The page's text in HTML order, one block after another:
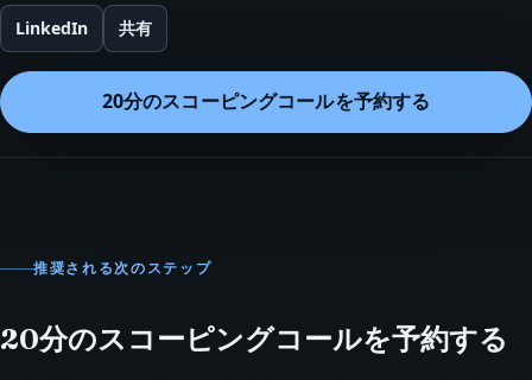
LinkedIn 共有
20分のスコーピングコールを予約する
推奨される次のステップ
20分のスコーピングコールを予約する